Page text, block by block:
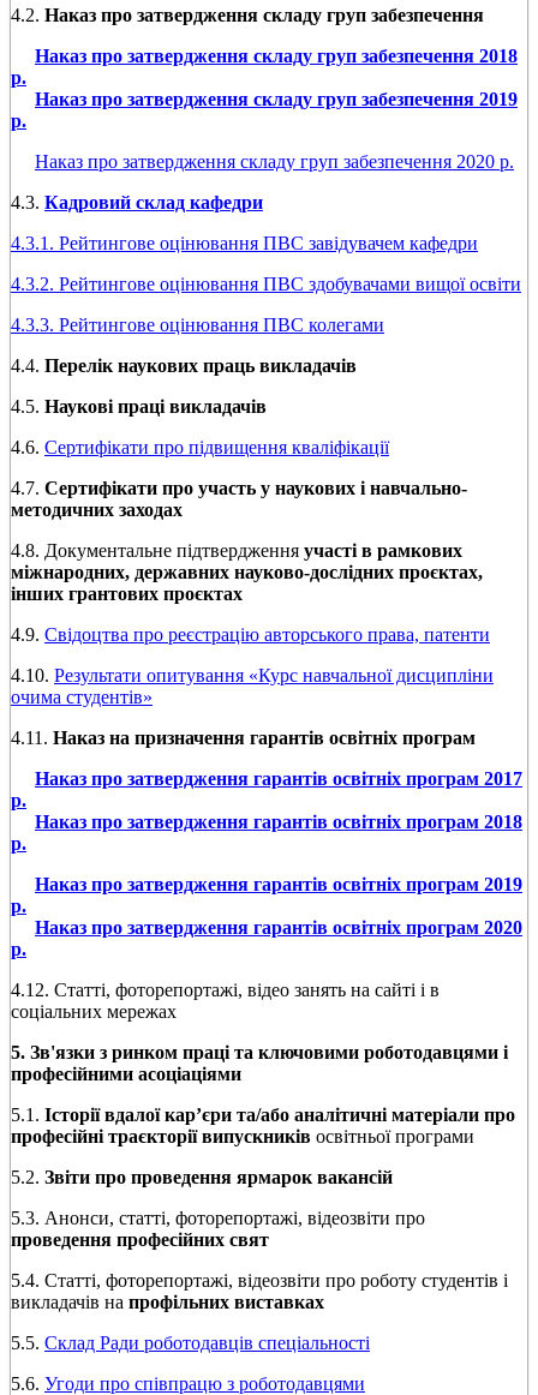
4.2. Наказ про затвердження складу груп забезпечення
Наказ про затвердження складу груп забезпечення 2018
р.
Наказ про затвердження складу груп забезпечення 2019
р.
Наказ про затвердження складу груп забезпечення 2020 р.
4.3. Кадровий склад кафедри
4.3.1. Рейтингове оцінювання ПВС завідувачем кафедри
4.3.2. Рейтингове оцінювання ПВС здобувачами вищої освіти
4.3.3. Рейтингове оцінювання ПВС колегами
4.4. Перелік наукових праць викладачів
4.5. Наукові праці викладачів
4.6. Сертифікати про підвищення кваліфікації
4.7. Сертифікати про участь у наукових і навчально-
методичних заходах
4.8. Документальне підтвердження участі в рамкових
міжнародних, державних науково-дослідних проєктах,
інших грантових проєктах
4.9. Свідоцтва про реєстрацію авторського права, патенти
4.10. Результати опитування «Курс навчальної дисципліни
очима студентів»
4.11. Наказ на призначення гарантів освітніх програм
Наказ про затвердження гарантів освітніх програм 2017
р.
Наказ про затвердження гарантів освітніх програм 2018
р.
Наказ про затвердження гарантів освітніх програм 2019
р.
Наказ про затвердження гарантів освітніх програм 2020
р.
4.12. Статті, фоторепортажі, відео занять на сайті і в
соціальних мережах
5. Зв'язки з ринком праці та ключовими роботодавцями і
професійними асоціаціями
5.1. Історії вдалої кар’єри та/або аналітичні матеріали про
професійні траєкторії випускників освітньої програми
5.2. Звіти про проведення ярмарок вакансій
5.3. Анонси, статті, фоторепортажі, відеозвіти про
проведення професійних свят
5.4. Статті, фоторепортажі, відеозвіти про роботу студентів і
викладачів на профільних виставках
5.5. Склад Ради роботодавців спеціальності
5.6. Угоди про співпрацю з роботодавцями